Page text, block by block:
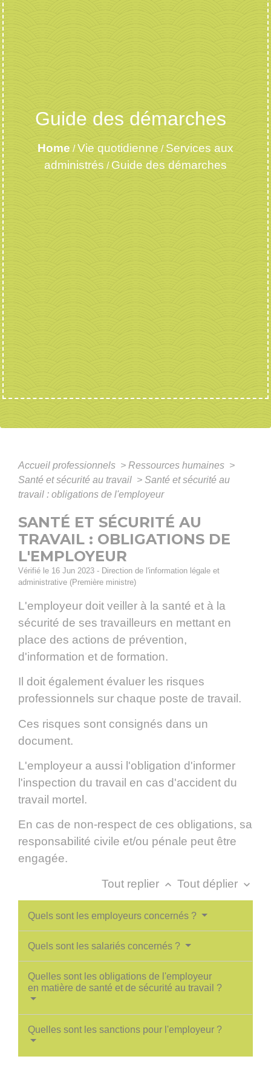
Guide des démarches
Home /Vie quotidienne / Services aux
administrés / Guide des démarches
Accueil professionnels > Ressources humaines >
Santé et sécurité au travail > Santé et sécurité au
travail : obligations de l'employeur
SANTÉ ET SÉCURITÉ AU
TRAVAIL : OBLIGATIONS DE
L'EMPLOYEUR
Vérifié le 16 Jun 2023 - Direction de l'information légale et
administrative (Première ministre)
L'employeur doit veiller à la santé et à la
sécurité de ses travailleurs en mettant en
place des actions de prévention,
d'information et de formation.
Il doit également évaluer les risques
professionnels sur chaque poste de travail.
Ces risques sont consignés dans un
document.
L'employeur a aussi l'obligation d'informer
l'inspection du travail en cas d'accident du
travail mortel.
En cas de non-respect de ces obligations, sa
responsabilité civile et/ou pénale peut être
engagée.
Tout replier keyboard_arrow_up Tout déplier keyboard_arrow_down
Quels sont les employeurs concernés ?
Quels sont les salariés concernés ?
Quelles sont les obligations de l'employeur
en matière de santé et de sécurité au travail ?
Quelles sont les sanctions pour l'employeur ?